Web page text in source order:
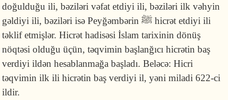
doğulduğu ili, bəziləri vəfat etdiyi ili, bəziləri ilk vəhyin
gəldiyi ili, bəziləri isə Peyğəmbərin ﷺ hicrət etdiyi ili
təklif etmişlər. Hicrət hadisəsi İslam tarixinin dönüş
nöqtəsi olduğu üçün, təqvimin başlanğıcı hicrətin baş
verdiyi ildən hesablanmağa başladı. Beləcə: Hicri
təqvimin ilk ili hicrətin baş verdiyi il, yəni miladi 622-ci
ildir.